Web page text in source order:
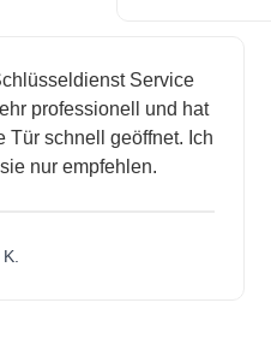
Service
professionell und hat
schnell geöffnet. Ich
nur empfehlen.